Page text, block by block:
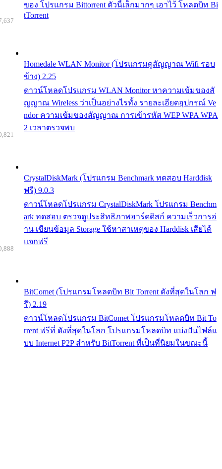
ของ โปรแกรม Bittorrent ตัวนี้เล็กมากๆ เอาไว้ โหลดบิท Bi
tTorrent
Homedale WLAN Monitor (โปรแกรมดูสัญญาณ Wifi รอบ
ข้าง) 2.25
ดาวน์โหลดโปรแกรม WLAN Monitor หาความเข้มของสั
ญญาณ Wireless ว่าเป็นอย่างไรทั้ง รายละเอียดอุปกรณ์ Ve
ndor ความเข้มของสัญญาณ การเข้ารหัส WEP WPA WPA
2 เวลาตรวจพบ
CrystalDiskMark (โปรแกรม Benchmark ทดสอบ Harddisk
ฟรี) 9.0.3
ดาวน์โหลดโปรแกรม CrystalDiskMark โปรแกรม Benchm
ark ทดสอบ ตรวจดูประสิทธิภาพฮาร์ดดิสก์ ความเร็วการอ่
าน เขียนข้อมูล Storage ใช้หาสาเหตุของ Harddisk เสียได้
แจกฟรี
BitComet (โปรแกรมโหลดบิท Bit Torrent ดังที่สุดในโลก ฟ
รี) 2.19
ดาวน์โหลดโปรแกรม BitComet โปรแกรมโหลดบิท Bit To
rrent ฟรีที่ ดังที่สุดในโลก โปรแกรมโหลดบิท แบ่งปันไฟล์แ
บบ Internet P2P สำหรับ BitTorrent ที่เป็นที่นิยมในขณะนี้